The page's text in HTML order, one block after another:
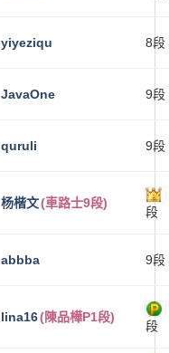
yiyeziqu 8段
JavaOne 9段
quruli 9段
杨楷文(車路士9段)
段
abbba 9段
lina16(陳品樺P1段)
段